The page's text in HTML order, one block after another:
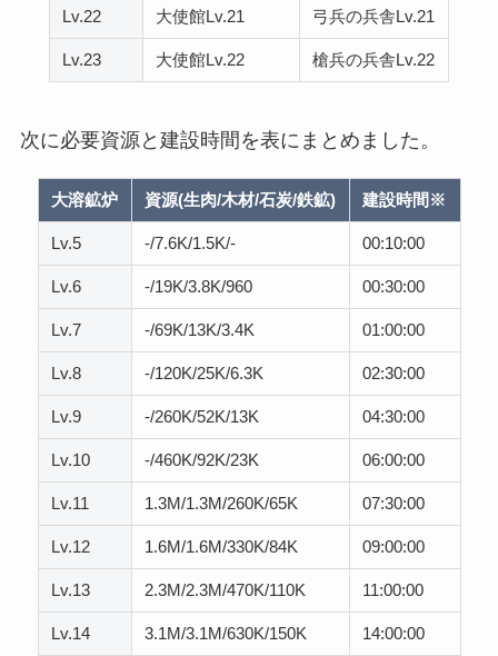
Lv.22 大使館Lv.21 弓兵の兵舎Lv.21
Lv.23 大使館Lv.22 槍兵の兵舎Lv.22
次に必要資源と建設時間を表にまとめました。
大溶鉱炉 資源(生肉/木材/石炭/鉄鉱) 建設時間※
Lv.5 -/7.6K/1.5K/- 00:10:00
Lv.6 -/19K/3.8K/960 00:30:00
Lv.7 -/69K/13K/3.4K 01:00:00
Lv.8 -/120K/25K/6.3K 02:30:00
Lv.9 -/260K/52K/13K 04:30:00
Lv.10 -/460K/92K/23K 06:00:00
Lv.11 1.3M/1.3M/260K/65K 07:30:00
Lv.12 1.6M/1.6M/330K/84K 09:00:00
Lv.13 2.3M/2.3M/470K/110K 11:00:00
Lv.14 3.1M/3.1M/630K/150K 14:00:00